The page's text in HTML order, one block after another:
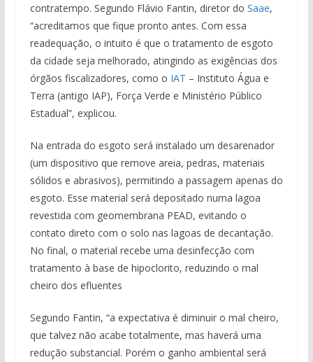
contratempo. Segundo Flávio Fantin, diretor do Saae,
“acreditamos que fique pronto antes. Com essa
readequação, o intuito é que o tratamento de esgoto
da cidade seja melhorado, atingindo as exigências dos
órgãos fiscalizadores, como o IAT – Instituto Água e
Terra (antigo IAP), Força Verde e Ministério Público
Estadual”, explicou.
Na entrada do esgoto será instalado um desarenador
(um dispositivo que remove areia, pedras, materiais
sólidos e abrasivos), permitindo a passagem apenas do
esgoto. Esse material será depositado numa lagoa
revestida com geomembrana PEAD, evitando o
contato direto com o solo nas lagoas de decantação.
No final, o material recebe uma desinfecção com
tratamento à base de hipoclorito, reduzindo o mal
cheiro dos efluentes
Segundo Fantin, “a expectativa é diminuir o mal cheiro,
que talvez não acabe totalmente, mas haverá uma
redução substancial. Porém o ganho ambiental será